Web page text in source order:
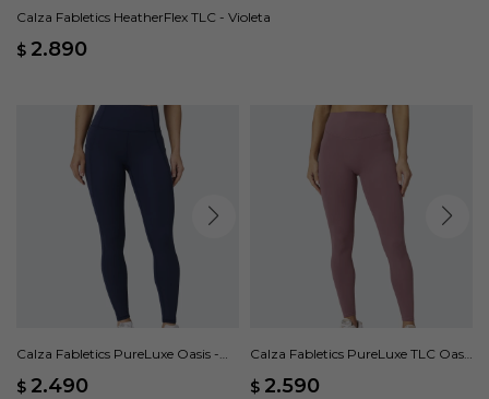
Calza Fabletics HeatherFlex TLC - Violeta
$ 2.890
Calza Fabletics PureLuxe Oasis -
$ 2.490
Calza Fabletics PureLuxe TLC Oasis
$ 2.590